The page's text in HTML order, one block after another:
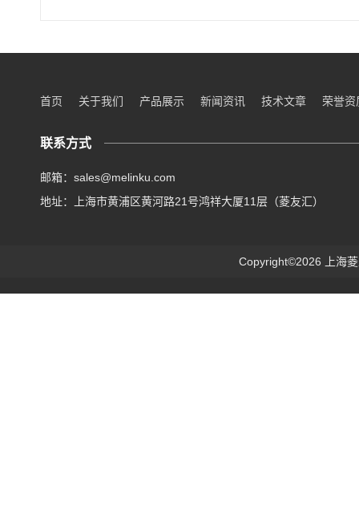
首页 关于我们 产品展示 新闻资讯 技术文章 荣誉资
联系方式
邮箱：sales@melinku.com
地址：上海市黄浦区黄河路21号鸿祥大厦11层（菱友汇）
Copyright©2026 上海